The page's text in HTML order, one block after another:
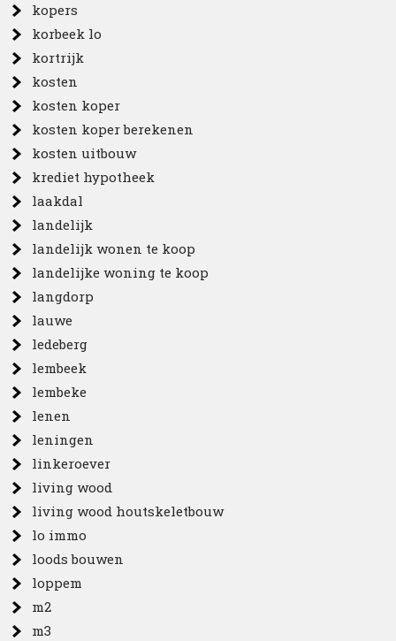
kopers
korbeek lo
kortrijk
kosten
kosten koper
kosten koper berekenen
kosten uitbouw
krediet hypotheek
laakdal
landelijk
landelijk wonen te koop
landelijke woning te koop
langdorp
lauwe
ledeberg
lembeek
lembeke
lenen
leningen
linkeroever
living wood
living wood houtskeletbouw
lo immo
loods bouwen
loppem
m2
m3